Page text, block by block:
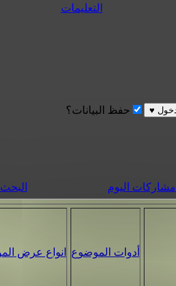
التعليمات
حفظ البيانات؟
مشاركات اليوم البحث
أدوات الموضوع انواع عرض الموضوع